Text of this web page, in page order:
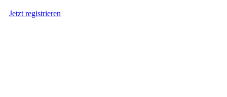
Jetzt registrieren